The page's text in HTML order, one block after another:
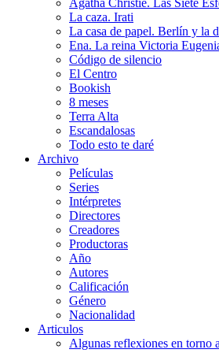
Agatha Christie. Las Siete
La caza. Irati
La casa de papel. Berlín y la
Ena. La reina Victoria
Código de silencio
El Centro
Bookish
8 meses
Terra Alta
Escandalosas
Todo esto te daré
Archivo
Películas
Series
Intérpretes
Directores
Creadores
Productoras
Año
Autores
Calificación
Género
Nacionalidad
Articulos
Algunas reflexiones en torno